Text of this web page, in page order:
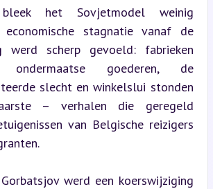
het Sovjetmodel weinig
economische stagnatie vanaf de
werd scherp gevoeld: fabrieken
ondermaatse goederen, de
slecht en winkelslui stonden
– verhalen die geregeld
van Belgische reizigers
werd een koerswijziging